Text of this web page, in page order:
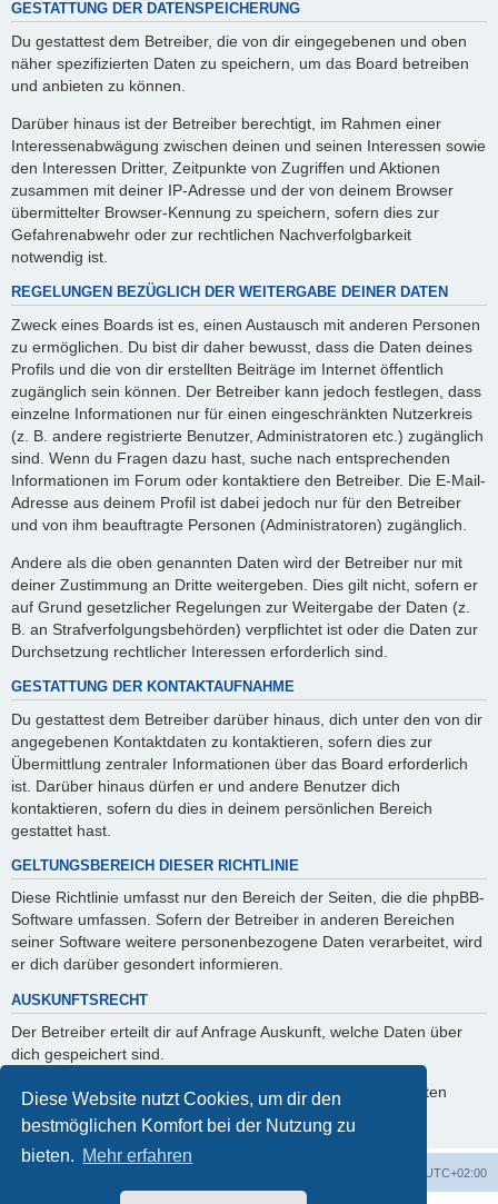
Diese Website nutzt Cookies, um dir den
bestmöglichen Komfort bei der Nutzung zu
bieten. Mehr erfahren
GESTATTUNG DER DATENSPEICHERUNG
Du gestattest dem Betreiber, die von dir eingegebenen und oben
näher spezifizierten Daten zu speichern, um das Board betreiben
und anbieten zu können.
Darüber hinaus ist der Betreiber berechtigt, im Rahmen einer
Interessenabwägung zwischen deinen und seinen Interessen sowie
den Interessen Dritter, Zeitpunkte von Zugriffen und Aktionen
zusammen mit deiner IP-Adresse und der von deinem Browser
übermittelter Browser-Kennung zu speichern, sofern dies zur
Gefahrenabwehr oder zur rechtlichen Nachverfolgbarkeit
notwendig ist.
REGELUNGEN BEZÜGLICH DER WEITERGABE DEINER DATEN
Zweck eines Boards ist es, einen Austausch mit anderen Personen
zu ermöglichen. Du bist dir daher bewusst, dass die Daten deines
Profils und die von dir erstellten Beiträge im Internet öffentlich
zugänglich sein können. Der Betreiber kann jedoch festlegen, dass
einzelne Informationen nur für einen eingeschränkten Nutzerkreis
(z. B. andere registrierte Benutzer, Administratoren etc.) zugänglich
sind. Wenn du Fragen dazu hast, suche nach entsprechenden
Informationen im Forum oder kontaktiere den Betreiber. Die E-Mail-
Adresse aus deinem Profil ist dabei jedoch nur für den Betreiber
und von ihm beauftragte Personen (Administratoren) zugänglich.
Andere als die oben genannten Daten wird der Betreiber nur mit
deiner Zustimmung an Dritte weitergeben. Dies gilt nicht, sofern er
auf Grund gesetzlicher Regelungen zur Weitergabe der Daten (z.
B. an Strafverfolgungsbehörden) verpflichtet ist oder die Daten zur
Durchsetzung rechtlicher Interessen erforderlich sind.
GESTATTUNG DER KONTAKTAUFNAHME
Du gestattest dem Betreiber darüber hinaus, dich unter den von dir
angegebenen Kontaktdaten zu kontaktieren, sofern dies zur
Übermittlung zentraler Informationen über das Board erforderlich
ist. Darüber hinaus dürfen er und andere Benutzer dich
kontaktieren, sofern du dies in deinem persönlichen Bereich
gestattet hast.
GELTUNGSBEREICH DIESER RICHTLINIE
Diese Richtlinie umfasst nur den Bereich der Seiten, die die phpBB-
Software umfassen. Sofern der Betreiber in anderen Bereichen
seiner Software weitere personenbezogene Daten verarbeitet, wird
er dich darüber gesondert informieren.
AUSKUNFTSRECHT
Der Betreiber erteilt dir auf Anfrage Auskunft, welche Daten über
dich gespeichert sind.
Du kannst jederzeit die Löschung bzw. Sperrung deiner Daten
verlangen. Kontaktiere hierzu bitte den Betreiber.
UTC+02:00